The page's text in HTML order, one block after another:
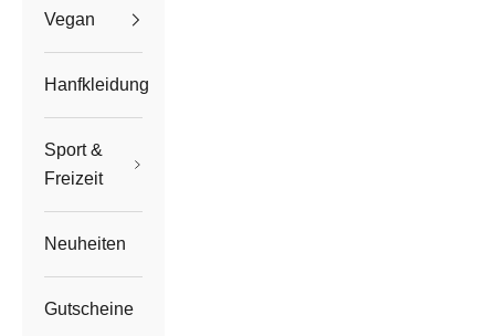
Vegan
Hanfkleidung
Sport &
Freizeit
Neuheiten
Gutscheine